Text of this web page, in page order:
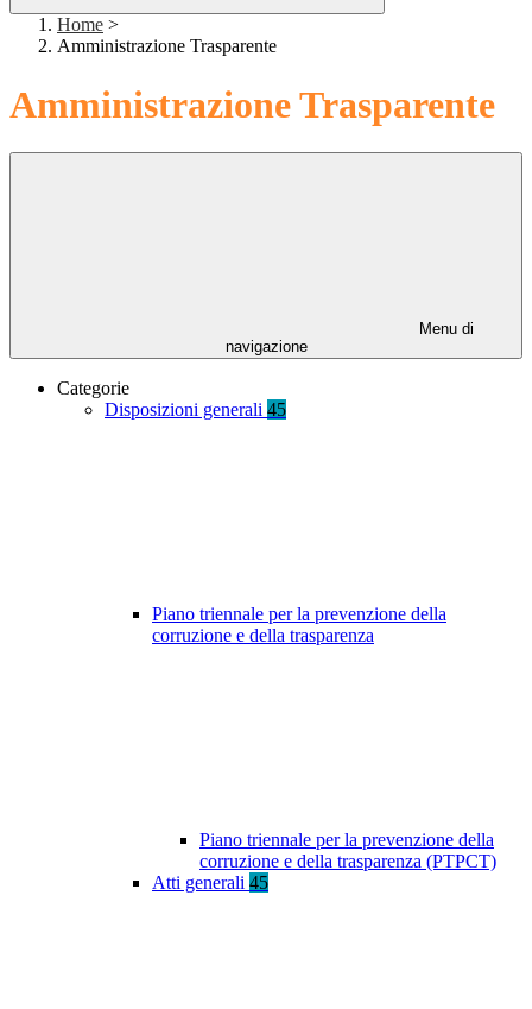
Home >
Amministrazione Trasparente
Amministrazione Trasparente
Menu di
navigazione
Categorie
Disposizioni generali 45
Piano triennale per la prevenzione della
corruzione e della trasparenza
Piano triennale per la prevenzione della
corruzione e della trasparenza (PTPCT)
Atti generali 45